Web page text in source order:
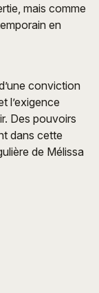
mais comme
en
conviction
l’exigence
Des pouvoirs
dans cette
de Mélissa